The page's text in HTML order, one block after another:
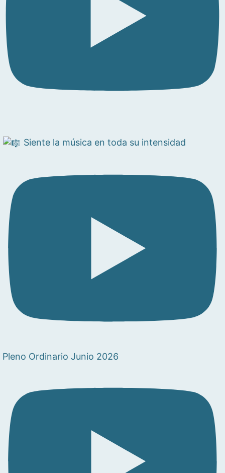
Siente la música en toda su intensidad
Pleno Ordinario Junio 2026